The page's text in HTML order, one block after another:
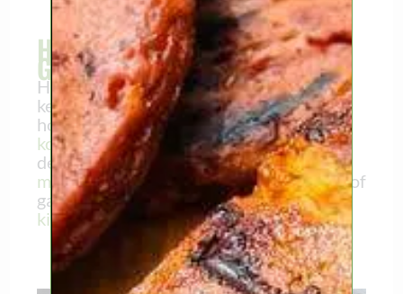
HOE MAAK JE JE EIGEN
GOURMET
Het is heel eenvoudig om je eigen vegan
kerstgourmet te maken: het enige wat je
hoeft te doen is Vegan Butcher ‘vlees’
kopenen het kleiner snijden zodat het in
de gourmetset past. Dus maak je eigen
mini-worstjes, mini-ribbetjes,mini-steakof
ga creatief aan de slag met vegan
kiphapjes.